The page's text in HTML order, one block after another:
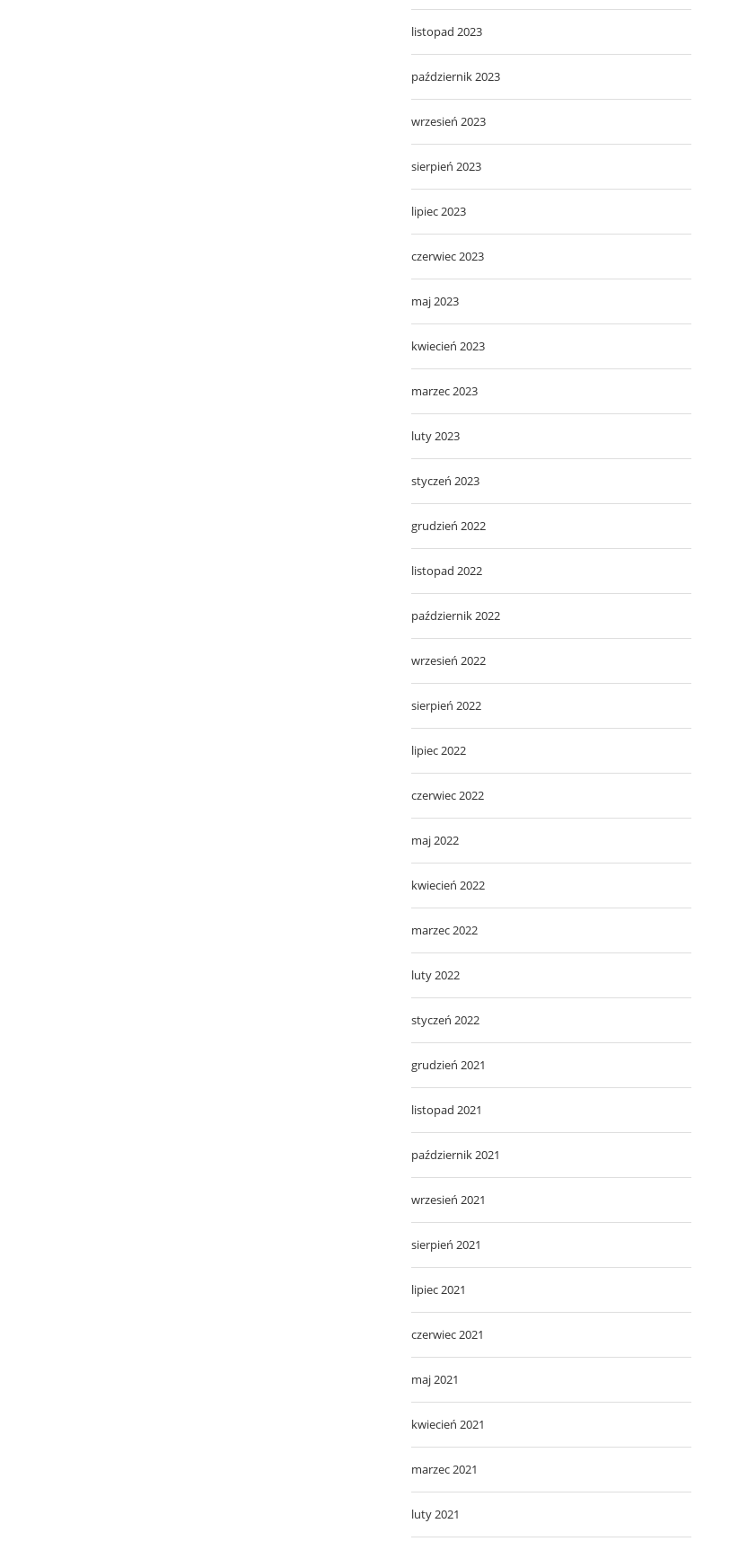
listopad 2023
październik 2023
wrzesień 2023
sierpień 2023
lipiec 2023
czerwiec 2023
maj 2023
kwiecień 2023
marzec 2023
luty 2023
styczeń 2023
grudzień 2022
listopad 2022
październik 2022
wrzesień 2022
sierpień 2022
lipiec 2022
czerwiec 2022
maj 2022
kwiecień 2022
marzec 2022
luty 2022
styczeń 2022
grudzień 2021
listopad 2021
październik 2021
wrzesień 2021
sierpień 2021
lipiec 2021
czerwiec 2021
maj 2021
kwiecień 2021
marzec 2021
luty 2021